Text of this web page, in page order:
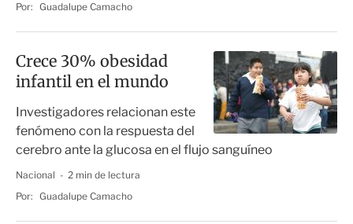
Por: Guadalupe Camacho
Crece 30% obesidad
infantil en el mundo
Investigadores relacionan este
fenómeno con la respuesta del
cerebro ante la glucosa en el flujo sanguíneo
Nacional
2 min de lectura
Por: Guadalupe Camacho